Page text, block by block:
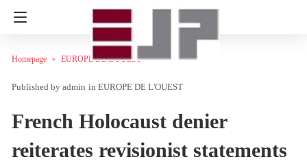
Homepage EUROPE DE L'OUEST
admin in EUROPE DE L'OUEST
French Holocaust denier
reiterates revisionist statements